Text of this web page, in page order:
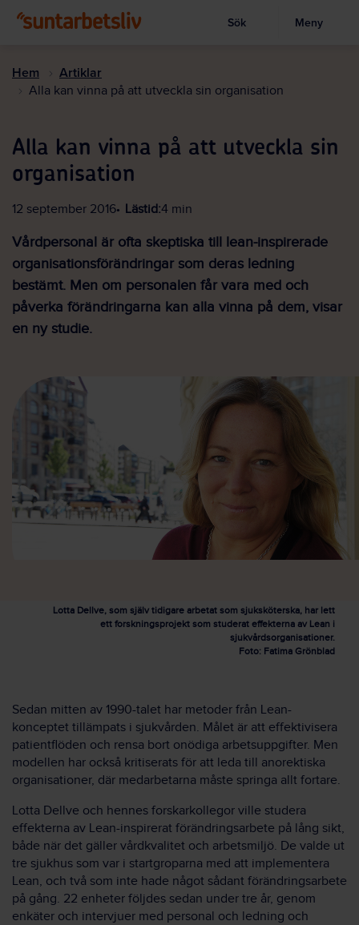
huvudinnehållet
Visa sökruta
Sök Meny
Hem Artiklar
Alla kan vinna på att utveckla sin organisation
Alla kan vinna på att utveckla sin
organisation
12 september 2016 Lästid:4 min
Vårdpersonal är ofta skeptiska till lean-inspirerade
organisationsförändringar som deras ledning
bestämt. Men om personalen får vara med och
påverka förändringarna kan alla vinna på dem, visar
en ny studie.
Lotta Dellve, som själv tidigare arbetat som sjuksköterska, har lett
ett forskningsprojekt som studerat effekterna av Lean i
sjukvårdsorganisationer.
Foto: Fatima Grönblad
Sedan mitten av 1990-talet har metoder från Lean-
konceptet tillämpats i sjukvården. Målet är att effektivisera
patientflöden och rensa bort onödiga arbetsuppgifter. Men
modellen har också kritiserats för att leda till anorektiska
organisationer, där medarbetarna måste springa allt fortare.
Lotta Dellve och hennes forskarkollegor ville studera
effekterna av Lean-inspirerat förändringsarbete på lång sikt,
både när det gäller vårdkvalitet och arbetsmiljö. De valde ut
tre sjukhus som var i startgroparna med att implementera
Lean, och två som inte hade något sådant förändringsarbete
på gång. 22 enheter följdes sedan under tre år, genom
enkäter och intervjuer med personal och ledning och